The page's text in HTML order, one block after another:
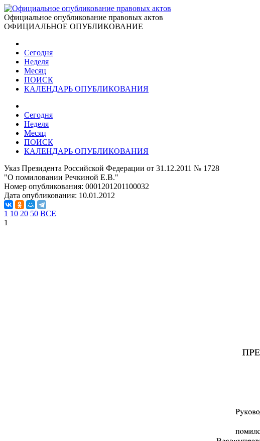
Официальное опубликование правовых актов
ОФИЦИАЛЬНОЕ ОПУБЛИКОВАНИЕ
Сегодня
Неделя
Месяц
ПОИСК
КАЛЕНДАРЬ ОПУБЛИКОВАНИЯ
Сегодня
Неделя
Месяц
ПОИСК
КАЛЕНДАРЬ ОПУБЛИКОВАНИЯ
Указ Президента Российской Федерации от 31.12.2011 № 1728
"О помиловании Речкиной Е.В."
Номер опубликования: 0001201201100032
Дата опубликования: 10.01.2012
1 10 20 50 ВСЕ
1